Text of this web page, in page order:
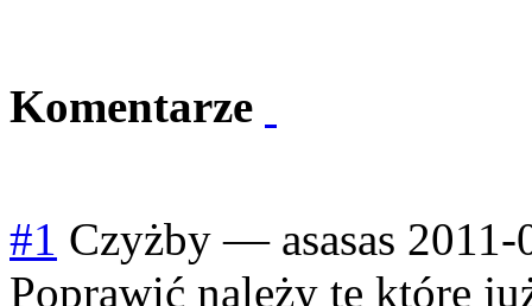
Komentarze
#1 Czyżby — asasas 2011-
Poprawić należy te które